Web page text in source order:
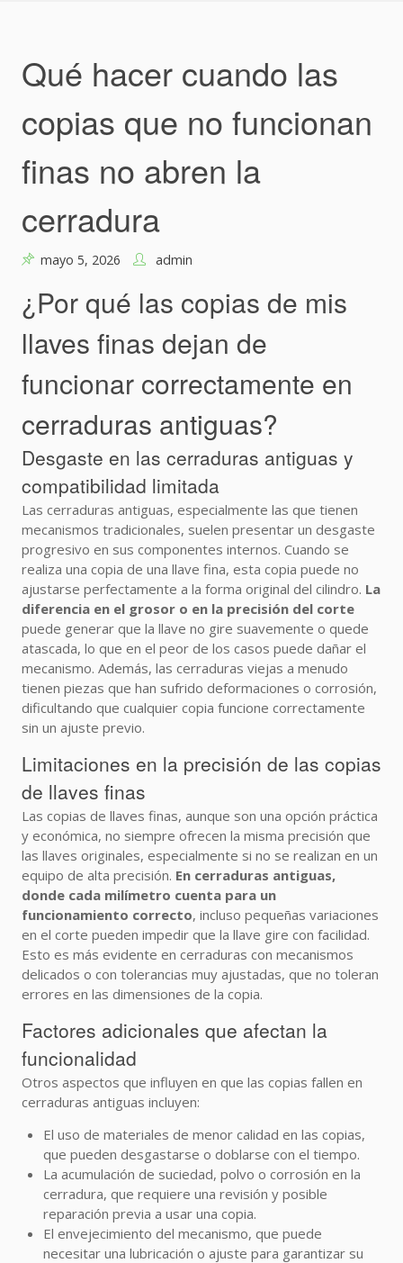
Qué hacer cuando las
copias que no funcionan
finas no abren la
cerradura
mayo 5, 2026 admin
¿Por qué las copias de mis
llaves finas dejan de
funcionar correctamente en
cerraduras antiguas?
Desgaste en las cerraduras antiguas y
compatibilidad limitada
Las cerraduras antiguas, especialmente las que tienen
mecanismos tradicionales, suelen presentar un desgaste
progresivo en sus componentes internos. Cuando se
realiza una copia de una llave fina, esta copia puede no
ajustarse perfectamente a la forma original del cilindro. La
diferencia en el grosor o en la precisión del corte
puede generar que la llave no gire suavemente o quede
atascada, lo que en el peor de los casos puede dañar el
mecanismo. Además, las cerraduras viejas a menudo
tienen piezas que han sufrido deformaciones o corrosión,
dificultando que cualquier copia funcione correctamente
sin un ajuste previo.
Limitaciones en la precisión de las copias
de llaves finas
Las copias de llaves finas, aunque son una opción práctica
y económica, no siempre ofrecen la misma precisión que
las llaves originales, especialmente si no se realizan en un
equipo de alta precisión. En cerraduras antiguas,
donde cada milímetro cuenta para un
funcionamiento correcto, incluso pequeñas variaciones
en el corte pueden impedir que la llave gire con facilidad.
Esto es más evidente en cerraduras con mecanismos
delicados o con tolerancias muy ajustadas, que no toleran
errores en las dimensiones de la copia.
Factores adicionales que afectan la
funcionalidad
Otros aspectos que influyen en que las copias fallen en
cerraduras antiguas incluyen:
El uso de materiales de menor calidad en las copias,
que pueden desgastarse o doblarse con el tiempo.
La acumulación de suciedad, polvo o corrosión en la
cerradura, que requiere una revisión y posible
reparación previa a usar una copia.
El envejecimiento del mecanismo, que puede
necesitar una lubricación o ajuste para garantizar su